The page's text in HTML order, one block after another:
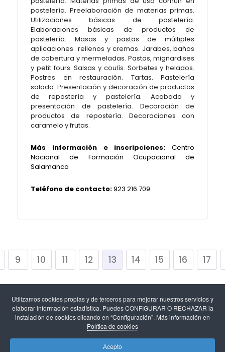
Utilizamos cookies propias y de terceros para mejorar nuestros servicios y
elaborar información estadística. Puedes CONFIGURAR O RECHAZAR la
instalación de cookies clicando en “Configuración". Más información en
Política de cookies
Acepto
pastelería. Preelaboración de materias primas.
Utilizaciones básicas de pastelería.
Elaboraciones básicas de productos de
pastelería. Masas y pastas de múltiples
aplicaciones rellenos y cremas. Jarabes, baños
de cobertura y mermeladas. Pastas, mignardises
y petit fours. Salsas y coulís. Sorbetes y helados.
Postres en restauración. Tartas. Pastelería
salada. Presentación y decoración de productos
de repostería y pastelería. Acabado y
presentación de pastelería. Decoración de
productos de repostería. Decoraciones con
caramelo y frutas.
Más información e inscripciones:
Centro
Nacional de Formación Ocupacional de
Salamanca
Teléfono de contacto:923 216 709
9 10 11 12 13 14 15 16 17
Política de cookies y configuración de